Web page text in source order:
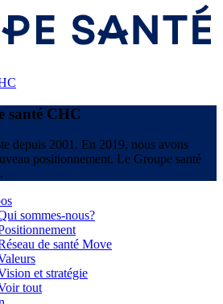
santé CHC
depuis 2001. En 2019, nous avons
positionnement. Le Groupe santé
sommes-nous?
de santé Move
et stratégie
tout